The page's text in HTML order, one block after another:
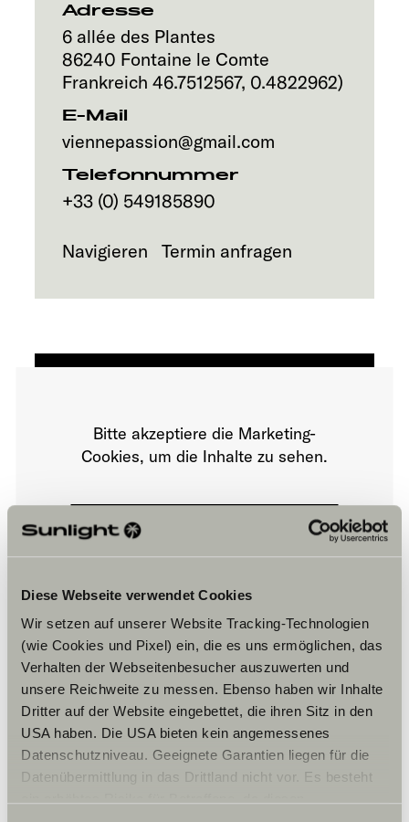
Diese Webseite verwendet Cookies
Wir setzen auf unserer Website Tracking-Technologien
(wie Cookies und Pixel) ein, die es uns ermöglichen, das
Verhalten der Webseitenbesucher auszuwerten und
unsere Reichweite zu messen. Ebenso haben wir Inhalte
Dritter auf der Website eingebettet, die ihren Sitz in den
USA haben. Die USA bieten kein angemessenes
Datenschutzniveau. Geeignete Garantien liegen für die
Datenübermittlung in das Drittland nicht vor. Es besteht
Explore
Service
Adresse
6 allée des Plantes
86240 Fontaine le Comte
Frankreich 46.7512567, 0.4822962)
E-Mail
viennepassion@gmail.com
Telefonnummer
+33 (0) 549185890
Navigieren Termin anfragen
Öffnungszeiten
Horaires d’ouverture de la concession
Vente de véhicules
Mardi au Samedi
09h00 – 12h00 et de 14h00 à 18h30
Bitte akzeptiere die Marketing-
Cookies, um die Inhalte zu sehen.
Cookie-Einstellungen